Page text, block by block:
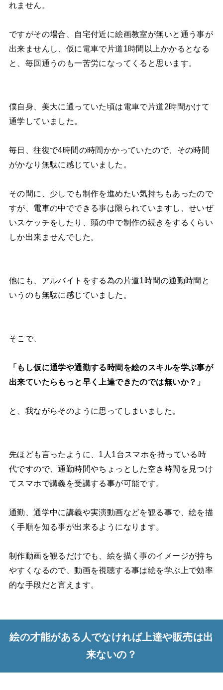
れません。
ですがその場合、自宅付近に絵画教室が無いと通う事が
出来ませんし、仮に電車で片道1時間以上かかるとなる
と、毎回通うのも一苦労になってくると思います。
僕自身、美大に通っていた頃は電車で片道2時間かけて
通学していました。
毎日、往復で4時間の時間かかっていたので、その時間
がかなり無駄に感じていました。
その間に、少しでも制作を進めたい気持ちもあったので
すが、電車の中でできる事は限られていますし、せいぜ
いスケッチをしたり、頭の中で制作の続きをするくらい
しか出来ませんでした。
他にも、アルバイトをする為の片道1時間の通勤時間と
いうのも無駄に感じていました。
そこで、
「もし仮に通学や通勤する時間を絵のスキルを学ぶ事が
出来ていたらもっと早く上達できたのでは無いか？」
と、我ながらそのように思ってしまいました。
先ほども言ったように、1人1台スマホを持っている時
代ですので、通勤時間やちょっとした空き時間を見つけ
てスマホで講義を受講する事が可能です。
通勤、通学中に講義や実演動画などを観る事で、絵を描
く手順を知る事が出来るようになります。
制作動画を観るだけでも、絵を描く事のイメージが持ち
やすくなるので、動画を視聴する事は絵を学ぶ上で効率
的な手段だと言えます。
絵の才能がある人でなければ上達や販売は出
来ないの？